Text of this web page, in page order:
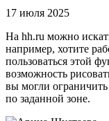
17 июля 2025
На hh.ru можно
например, хотите
пользоваться этой
возможность
вы могли ограничить
по заданной зоне.